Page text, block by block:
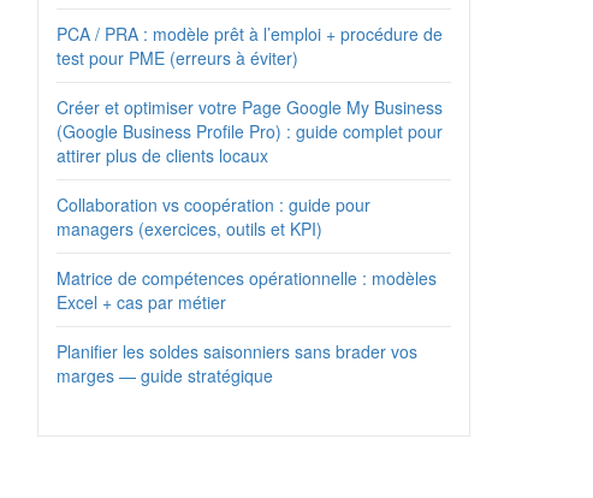
PCA / PRA : modèle prêt à l’emploi + procédure de
test pour PME (erreurs à éviter)
Créer et optimiser votre Page Google My Business
(Google Business Profile Pro) : guide complet pour
attirer plus de clients locaux
Collaboration vs coopération : guide pour
managers (exercices, outils et KPI)
Matrice de compétences opérationnelle : modèles
Excel + cas par métier
Planifier les soldes saisonniers sans brader vos
marges — guide stratégique